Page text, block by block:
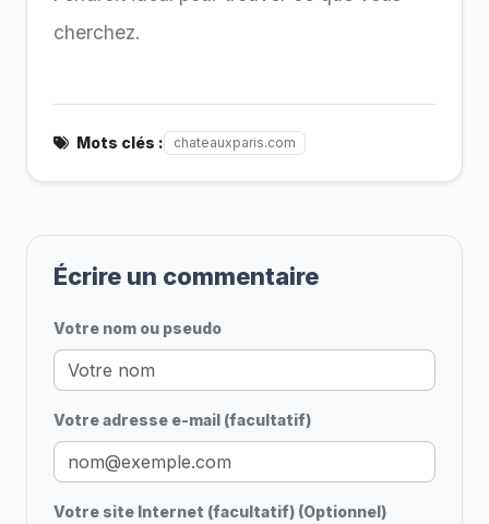
cherchez.
Mots clés : chateauxparis.com
Écrire un commentaire
Votre nom ou pseudo
Votre adresse e-mail (facultatif)
Votre site Internet (facultatif) (Optionnel)